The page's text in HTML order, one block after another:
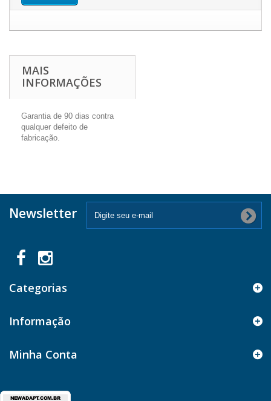
MAIS
INFORMAÇÕES
Garantia de 90 dias contra
qualquer defeito de
fabricação.
Newsletter
Categorias
Informação
Minha Conta